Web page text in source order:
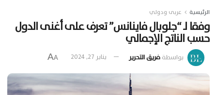
الرئيسية عربى ودولي
وفقا لـ “جلوبال فاينانس” تعرف على أغنى الدول
حسب الناتج الإجمالي
بواسطةفريق التحرير يناير 27, 2024 A
A